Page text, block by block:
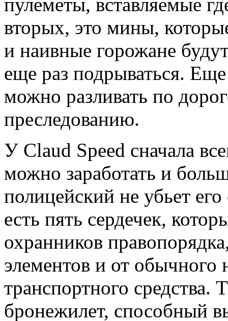
вторых, это мины,
и наивные горожане
еще раз подрываться.
можно разливать по
преследованию.
У Claud Speed сначала
можно заработать и
полицейский не убьет
есть пять сердечек,
охранников
элементов и от обычного
транспортного
бронежилет, способный